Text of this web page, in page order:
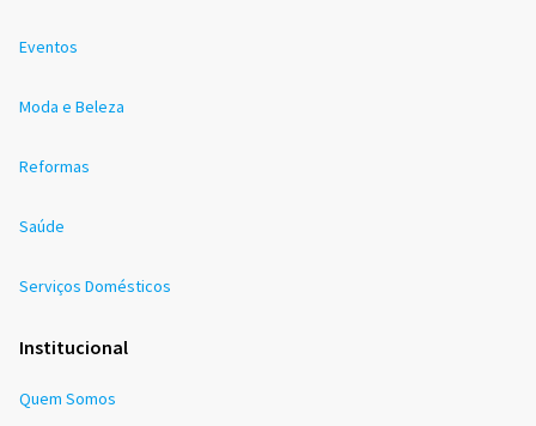
Eventos
Moda e Beleza
Reformas
Saúde
Serviços Domésticos
Institucional
Quem Somos